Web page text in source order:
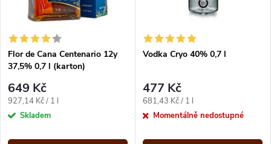
Flor de Cana Centenario 12y
37,5% 0,7 l (karton)
649 Kč
Měrná
cena:
927,14 Kč / 1 l
Skladem
Vodka Cryo 40% 0,7 l
477 Kč
Měrná
cena:
681,43 Kč / 1 l
Momentálně nedostupné